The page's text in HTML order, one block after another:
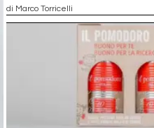
di Marco Torricelli